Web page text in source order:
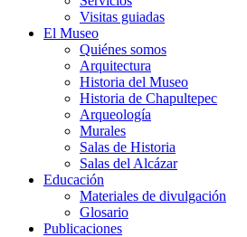
Visitas guiadas
El Museo
Quiénes somos
Arquitectura
Historia del Museo
Historia de Chapultepec
Arqueología
Murales
Salas de Historia
Salas del Alcázar
Educación
Materiales de divulgación
Glosario
Publicaciones